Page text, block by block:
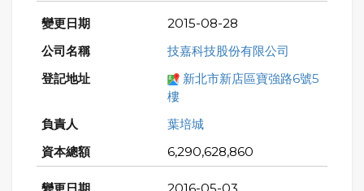
2015-08-28
技嘉科技股份有限公司
新北市新店區寶強路6號5
樓
葉培城
6,290,628,860